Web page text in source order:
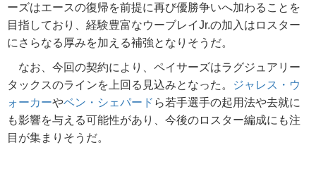
ーズはエースの復帰を前提に再び優勝争いへ加わることを
目指しており、経験豊富なウーブレイJr.の加入はロスター
にさらなる厚みを加える補強となりそうだ。
なお、今回の契約により、ペイサーズはラグジュアリー
タックスのラインを上回る見込みとなった。
ジャレス・ウ
ォーカーやベン・シェパード ら若手選手の起用法や去就に
も影響を与える可能性があり、今後のロスター編成にも注
目が集まりそうだ。